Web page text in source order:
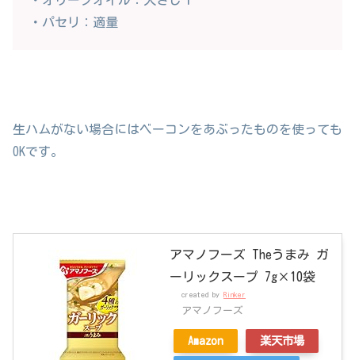
・パセリ：適量
生ハムがない場合にはベーコンをあぶったものを使っても
OKです。
アマノフーズ Theうまみ ガ
ーリックスープ 7g×10袋
created by Rinker
アマノフーズ
Amazon 楽天市場